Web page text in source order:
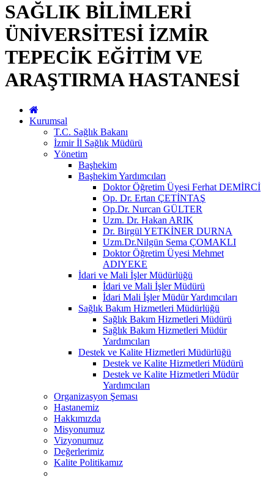
SAĞLIK BİLİMLERİ
ÜNİVERSİTESİ İZMİR
TEPECİK EĞİTİM VE
ARAŞTIRMA HASTANESİ
Kurumsal
T.C. Sağlık Bakanı
İzmir İl Sağlık Müdürü
Yönetim
Başhekim
Başhekim Yardımcıları
Doktor Öğretim Üyesi Ferhat DEMİRCİ
Op. Dr. Ertan ÇETİNTAŞ
Op.Dr. Nurcan GÜLTER
Uzm. Dr. Hakan ARIK
Dr. Birgül YETKİNER DURNA
Uzm.Dr.Nilgün Sema ÇOMAKLI
Doktor Öğretim Üyesi Mehmet
ADIYEKE
İdari ve Mali İşler Müdürlüğü
İdari ve Mali İşler Müdürü
İdari Mali İşler Müdür Yardımcıları
Sağlık Bakım Hizmetleri Müdürlüğü
Sağlık Bakım Hizmetleri Müdürü
Sağlık Bakım Hizmetleri Müdür
Yardımcıları
Destek ve Kalite Hizmetleri Müdürlüğü
Destek ve Kalite Hizmetleri Müdürü
Destek ve Kalite Hizmetleri Müdür
Yardımcıları
Organizasyon Şeması
Hastanemiz
Hakkımızda
Misyonumuz
Vizyonumuz
Değerlerimiz
Kalite Politikamız